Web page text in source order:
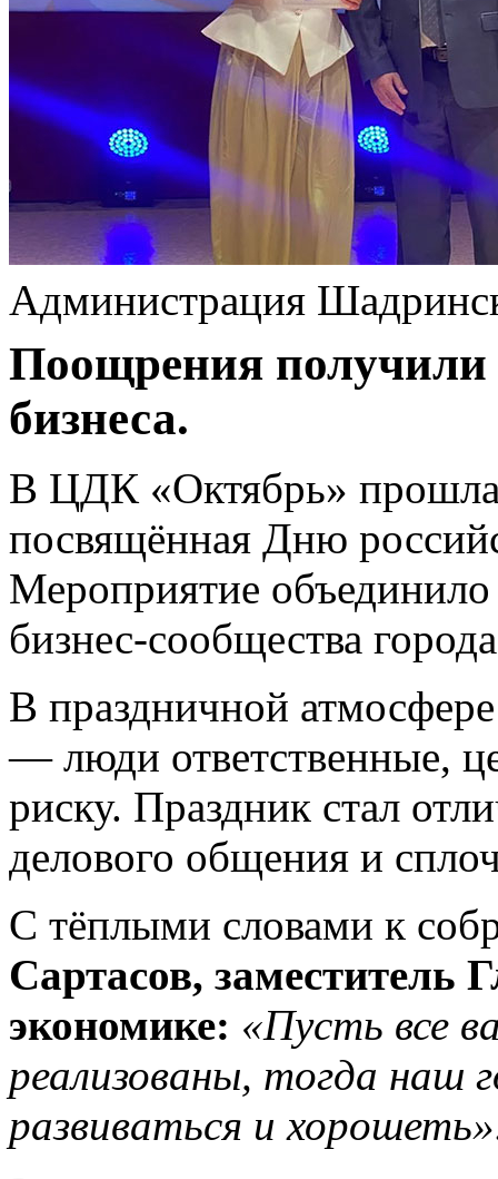
Администрация
Поощрения получили
бизнеса.
В ЦДК «Октябрь» прошла
посвящённая Дню
Мероприятие объединило
бизнес‑сообщества
В праздничной
— люди ответственные,
риску. Праздник стал
делового общения и
С тёплыми словами к
Сартасов, заместитель
экономике: «Пусть все
реализованы, тогда наш
развиваться и